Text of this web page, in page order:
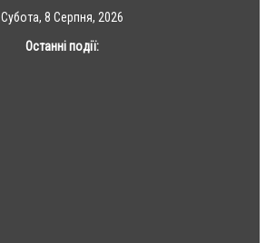
Субота, 8 Серпня, 2026
Останні події: